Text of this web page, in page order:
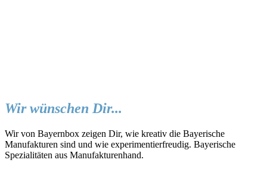
Wir wünschen Dir...
Wir von Bayernbox zeigen Dir, wie kreativ die Bayerische
Manufakturen sind und wie experimentierfreudig. Bayerische
Spezialitäten aus Manufakturenhand.